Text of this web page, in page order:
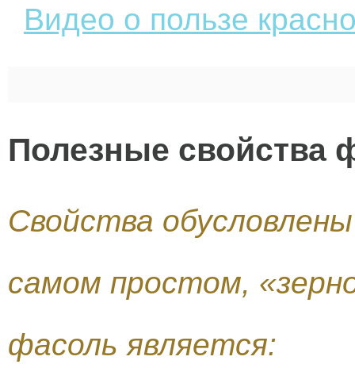
Видео о пользе
Полезные свойства
Свойства
самом простом,
фасоль является: